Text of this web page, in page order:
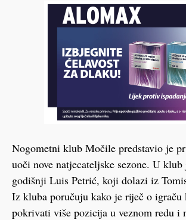
Nogometni klub Močile predstavio je
uoči nove natjecateljske sezone. U
godišnji Luis Petrić, koji dolazi iz
Iz kluba poručuju kako je riječ o igraču
pokrivati više pozicija u veznom redu i